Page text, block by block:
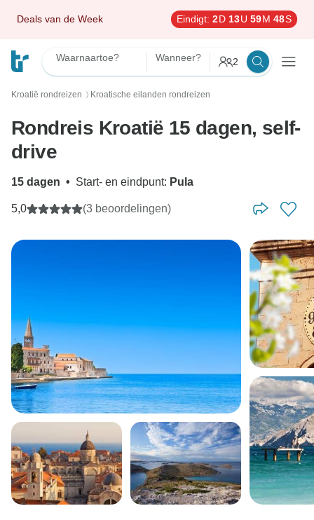
Deals van de Week Eindigt: 2D 13U 59M 47S
Waarnaartoe? Wanneer? 2
Kroatië rondreizen 〉 Kroatische eilanden rondreizen
Rondreis Kroatië 15 dagen, self-
drive
15 dagen • Start- en eindpunt: Pula
5,0 (3 beoordelingen)